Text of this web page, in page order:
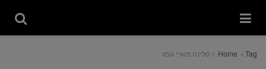
Home Tag סלינה מארי גומז